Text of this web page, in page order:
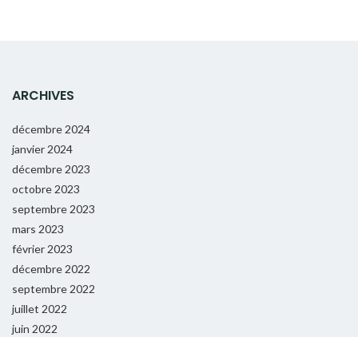
ARCHIVES
décembre 2024
janvier 2024
décembre 2023
octobre 2023
septembre 2023
mars 2023
février 2023
décembre 2022
septembre 2022
juillet 2022
juin 2022